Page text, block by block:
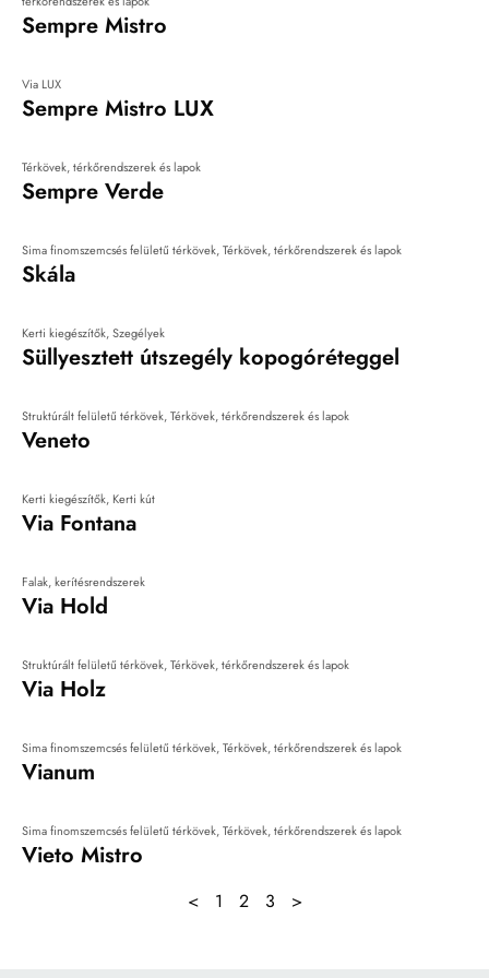
Sempre Mistro
Via LUX
Sempre Mistro LUX
Térkövek, térkőrendszerek és lapok
Sempre Verde
Sima finomszemcsés felületű térkövek,Térkövek, térkőrendszerek és lapok
Skála
Kerti kiegészítők,Szegélyek
Süllyesztett útszegély kopogóréteggel
Struktúrált felületű térkövek,Térkövek, térkőrendszerek és lapok
Veneto
Kerti kiegészítők, Kerti kút
Via Fontana
Falak, kerítésrendszerek
Via Hold
Struktúrált felületű térkövek,Térkövek, térkőrendszerek és lapok
Via Holz
Sima finomszemcsés felületű térkövek,Térkövek, térkőrendszerek és lapok
Vianum
Sima finomszemcsés felületű térkövek,Térkövek, térkőrendszerek és lapok
Vieto Mistro
< 1 2 3 >